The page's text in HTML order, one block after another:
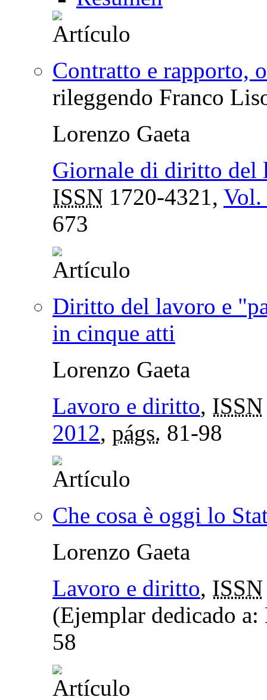
Contratto e rapporto,
rileggendo Franco
Lorenzo Gaeta
Giornale di diritto del
ISSN 1720-4321, Vol.
673
Diritto del lavoro e
in cinque atti
Lorenzo Gaeta
Lavoro e diritto, ISSN
2012, págs. 81-98
Che cosa è oggi lo
Lorenzo Gaeta
Lavoro e diritto, ISSN
(Ejemplar dedicado
58